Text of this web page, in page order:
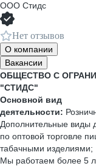
ООО Стидс
Нет отзывов
О компании
Вакансии
ОБЩЕСТВО С
"СТИДС"
Основной вид
деятельности:
Дополнительные виды
по оптовой торговле
табачными изделиями;
Мы работаем более 5